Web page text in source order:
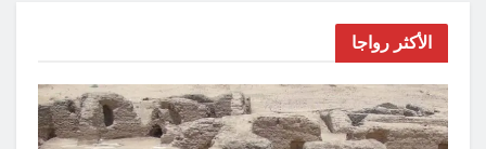
الأكثر رواجا